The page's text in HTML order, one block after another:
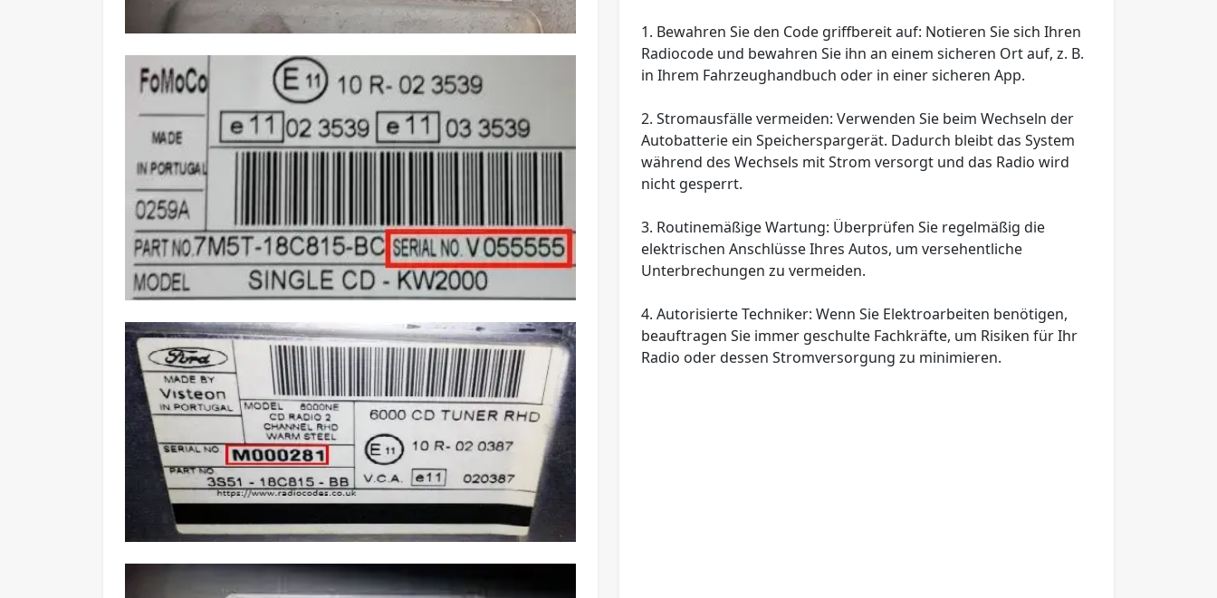
1. Bewahren Sie den Code griffbereit auf: Notieren Sie sich Ihren
Radiocode und bewahren Sie ihn an einem sicheren Ort auf, z. B.
in Ihrem Fahrzeughandbuch oder in einer sicheren App.
2. Stromausfälle vermeiden: Verwenden Sie beim Wechseln der
Autobatterie ein Speicherspargerät. Dadurch bleibt das System
während des Wechsels mit Strom versorgt und das Radio wird
nicht gesperrt.
3. Routinemäßige Wartung: Überprüfen Sie regelmäßig die
elektrischen Anschlüsse Ihres Autos, um versehentliche
Unterbrechungen zu vermeiden.
4. Autorisierte Techniker: Wenn Sie Elektroarbeiten benötigen,
beauftragen Sie immer geschulte Fachkräfte, um Risiken für Ihr
Radio oder dessen Stromversorgung zu minimieren.